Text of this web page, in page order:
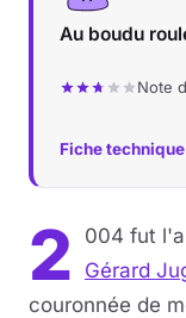
Au boudu
Note
Fiche
2
004 fut
Gérard
couronnée de